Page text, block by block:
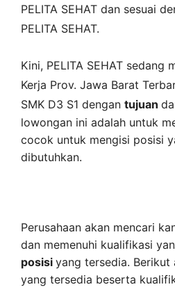
PELITA SEHAT dan sesuai
PELITA SEHAT.
Kini, PELITA SEHAT sedang
Kerja Prov. Jawa Barat
SMK D3 S1 dengan tujuan
lowongan ini adalah untuk
cocok untuk mengisi posisi
dibutuhkan.
Perusahaan akan mencari
dan memenuhi kualifikasi
posisi yang tersedia.
yang tersedia beserta